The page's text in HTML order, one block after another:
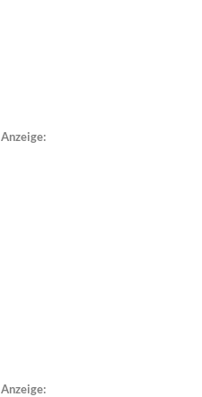
Anzeige:
Anzeige: